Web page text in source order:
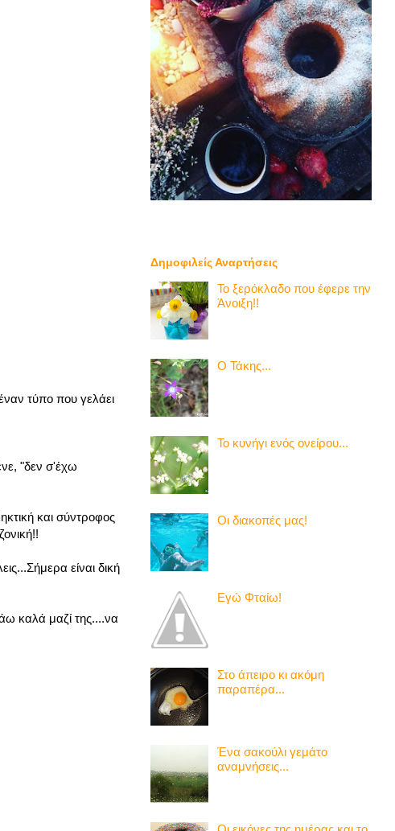
τύπο που γελάει
"δεν σ'έχω
και σύντροφος
είναι δική
καλά μαζί της....να
Δημοφιλείς Αναρτήσεις
Το ξερόκλαδο που έφερε την
Άνοιξη!!
Ο Τάκης...
Το κυνήγι ενός ονείρου...
Οι διακοπές μας!
Εγώ Φταίω!
Στο άπειρο κι ακόμη
παραπέρα...
Ένα σακούλι γεμάτο
αναμνήσεις...